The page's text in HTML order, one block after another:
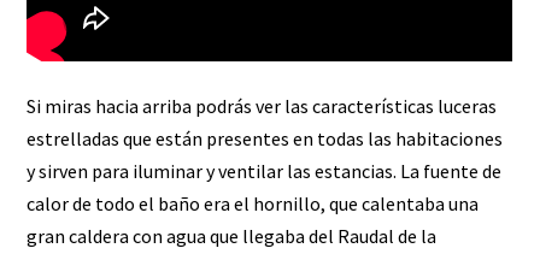
Si miras hacia arriba podrás ver las características luceras
estrelladas que están presentes en todas las habitaciones
y sirven para iluminar y ventilar las estancias. La fuente de
calor de todo el baño era el hornillo, que calentaba una
gran caldera con agua que llegaba del Raudal de la